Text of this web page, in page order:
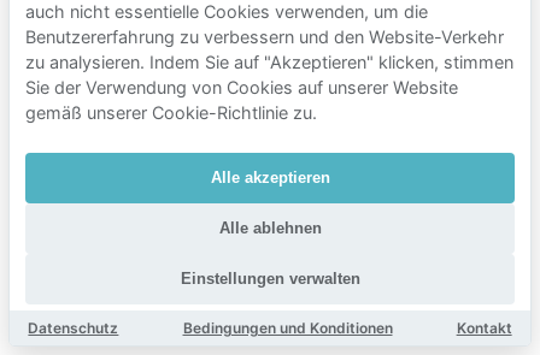
Mobypark-
Parkgebühren
in der Nähe von
3e
arrondissement
de Paris
1 Stunde parken
auch nicht essentielle Cookies verwenden, um die
Benutzererfahrung zu verbessern und den Website-Verkehr
zu analysieren. Indem Sie auf "Akzeptieren" klicken, stimmen
Sie der Verwendung von Cookies auf unserer Website
gemäß unserer Cookie-Richtlinie zu.
Alle akzeptieren
Alle ablehnen
Einstellungen verwalten
Datenschutz Bedingungen und Konditionen Kontakt